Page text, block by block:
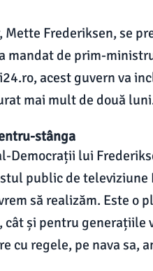
Frederiksen, se
de prim-
acest guvern va
mai mult de două
stânga
Democrații lui
public de televiziune
să realizăm. Este o
și pentru generațiile
cu regele, pe nava sa,